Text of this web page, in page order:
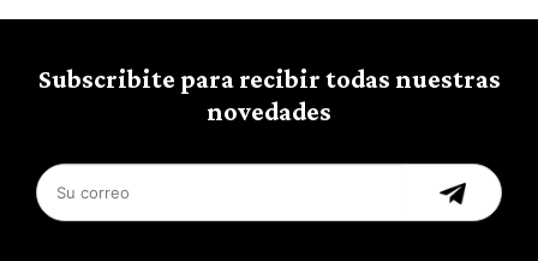
Subscribite para recibir todas nuestras
novedades